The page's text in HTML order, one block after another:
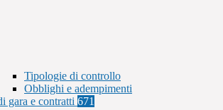
Tipologie di controllo
Obblighi e adempimenti
gara e contratti 671